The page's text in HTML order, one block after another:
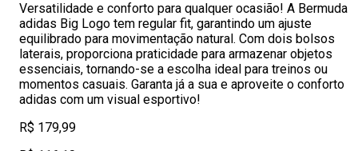
Versatilidade e conforto para qualquer ocasião! A Bermuda
adidas Big Logo tem regular fit, garantindo um ajuste
equilibrado para movimentação natural. Com dois bolsos
laterais, proporciona praticidade para armazenar objetos
essenciais, tornando-se a escolha ideal para treinos ou
momentos casuais. Garanta já a sua e aproveite o conforto
adidas com um visual esportivo!
R$ 179,99